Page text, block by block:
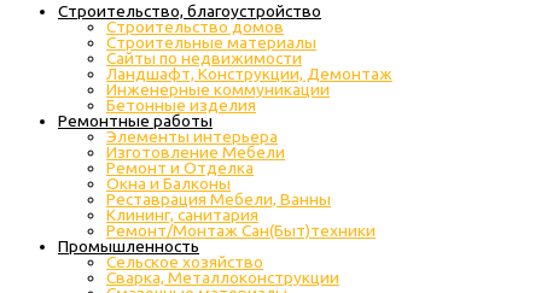
Строительство, благоустройство
Строительство домов
Строительные материалы
Сайты по недвижимости
Ландшафт, Конструкции, Демонтаж
Инженерные коммуникации
Бетонные изделия
Ремонтные работы
Элементы интерьера
Изготовление Мебели
Ремонт и Отделка
Окна и Балконы
Реставрация Мебели, Ванны
Клининг, санитария
Ремонт/Монтаж Сан(Быт)техники
Промышленность
Cельское хозяйство
Сварка, Металлоконструкции